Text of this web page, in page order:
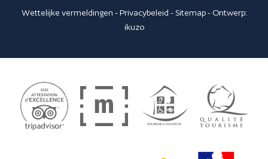
Wettelijke vermeldingen -Privacybeleid - Sitemap- Ontwerp:
ikuzo